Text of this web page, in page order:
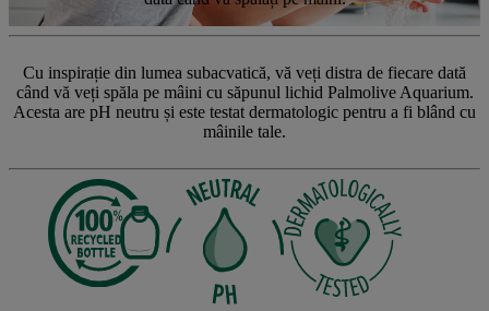
Cu inspirație din lumea subacvatică, vă veți distra de fiecare dată
când vă veți spăla pe mâini cu săpunul lichid Palmolive Aquarium.
Acesta are pH neutru și este testat dermatologic pentru a fi blând cu
mâinile tale.